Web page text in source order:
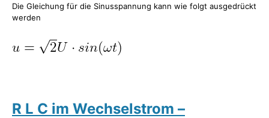
Die Gleichung für die Sinusspannung kann wie folgt ausgedrückt
werden
R L C im Wechselstrom –